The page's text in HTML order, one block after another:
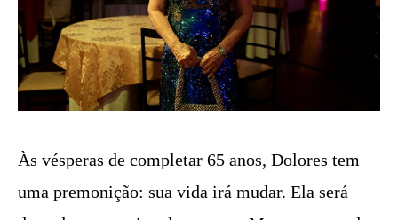
Às vésperas de completar 65 anos, Dolores tem
uma premonição: sua vida irá mudar. Ela será